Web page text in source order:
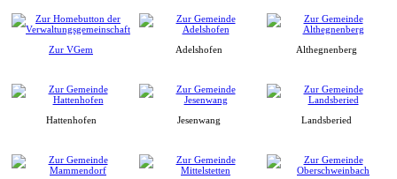
Zur VGem Adelshofen Althegnenberg
Hattenhofen Jesenwang Landsberied